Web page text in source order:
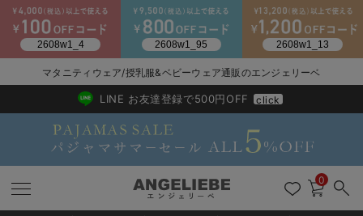
マタニティウェア/授乳服&ベビーウェア通販のエンジェリーベ
2026/NewArrival
送料495円(一部地域を除く) 7,700円以上で送料無料
LINE お友達登録で500円OFF click
0